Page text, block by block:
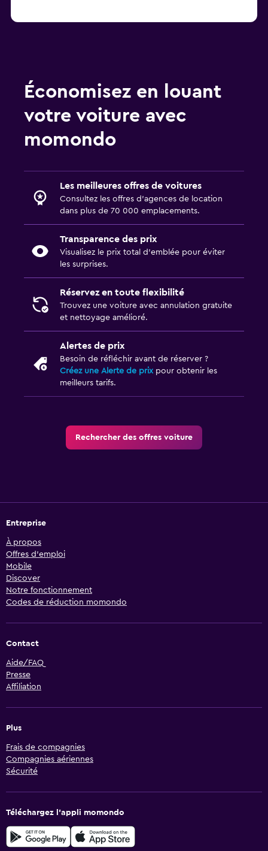
Économisez en louant
votre voiture avec
momondo
Les meilleures offres de voitures
Consultez les offres d’agences de location
dans plus de 70 000 emplacements.
Transparence des prix
Visualisez le prix total d’emblée pour éviter
les surprises.
Réservez en toute flexibilité
Trouvez une voiture avec annulation gratuite
et nettoyage amélioré.
Alertes de prix
Besoin de réfléchir avant de réserver ?
Créez une Alerte de prixpour obtenir les
meilleurs tarifs.
Rechercher des offres voiture
Entreprise
À propos
Offres d’emploi
Mobile
Discover
Notre fonctionnement
Codes de réduction momondo
Contact
Aide/FAQ
Presse
Affiliation
Plus
Frais de compagnies
Compagnies aériennes
Sécurité
Téléchargez l’appli momondo